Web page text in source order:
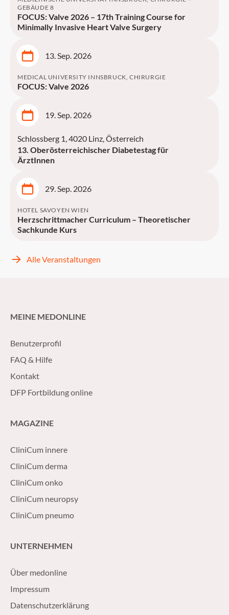
GEBÄUDE 8
FOCUS: Valve 2026 – 17th Training Course for
Minimally Invasive Heart Valve Surgery
13. Sep. 2026
MEDICAL UNIVERSITY INNSBRUCK, CHIRURGIE
FOCUS: Valve 2026
19. Sep. 2026
Schlossberg 1, 4020 Linz, Österreich
13. Oberösterreichischer Diabetestag für
ÄrztInnen
29. Sep. 2026
HOTEL SAVOYEN WIEN
Herzschrittmacher Curriculum – Theoretischer
Sachkunde Kurs
Alle Veranstaltungen
MEINE MEDONLINE
Benutzerprofil
FAQ & Hilfe
Kontakt
DFP Fortbildung online
MAGAZINE
CliniCum innere
CliniCum derma
CliniCum onko
CliniCum neuropsy
CliniCum pneumo
UNTERNEHMEN
Über medonline
Impressum
Datenschutzerklärung